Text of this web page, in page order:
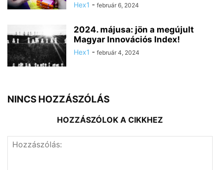
Hex1 - február 6, 2024
2024. májusa: jön a megújult
Magyar Innovációs Index!
Hex1 - február 4, 2024
NINCS HOZZÁSZÓLÁS
HOZZÁSZÓLOK A CIKKHEZ